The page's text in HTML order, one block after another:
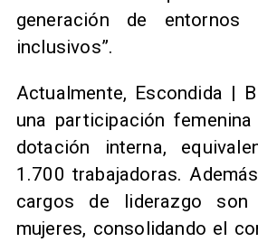
generación de entornos
inclusivos”.
Actualmente, Escondida |
una participación
dotación interna,
1.700 trabajadoras.
cargos de liderazgo son
mujeres, consolidando el